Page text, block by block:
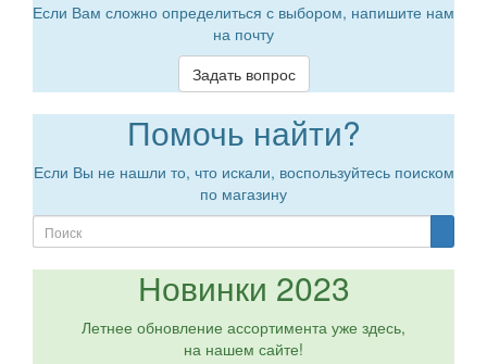
Если Вам сложно определиться с выбором, напишите нам
на почту
Задать вопрос
Помочь найти?
Если Вы не нашли то, что искали, воспользуйтесь поиском
по магазину
Новинки 2023
Летнее обновление ассортимента уже здесь,
на нашем сайте!